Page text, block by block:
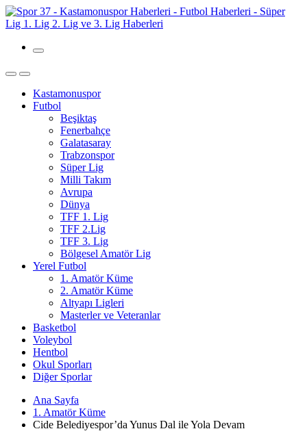
Kastamonuspor
Futbol
Beşiktaş
Fenerbahçe
Galatasaray
Trabzonspor
Süper Lig
Milli Takım
Avrupa
Dünya
TFF 1. Lig
TFF 2.Lig
TFF 3. Lig
Bölgesel Amatör Lig
Yerel Futbol
1. Amatör Küme
2. Amatör Küme
Altyapı Ligleri
Masterler ve Veteranlar
Basketbol
Voleybol
Hentbol
Okul Sporları
Diğer Sporlar
Ana Sayfa
1. Amatör Küme
Cide Belediyespor’da Yunus Dal ile Yola Devam